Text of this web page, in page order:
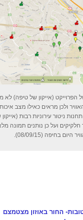
הפרוייקט (אייקון של טיפה) לא
ולכן מראים כאילו מצב
ניטור עירוניות רבות
חלקיקים ועל כן נותנים תמונה
בחיפה (08/09/15).
החור באוזון מצטמצם